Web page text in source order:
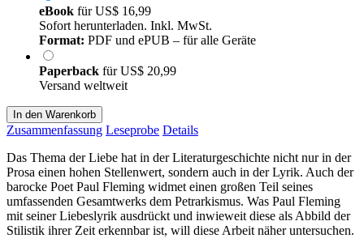
eBook fürUS$ 16,99
Sofort herunterladen. Inkl. MwSt.
Format: PDF und ePUB – für alle Geräte
Paperback fürUS$ 20,99
Versand weltweit
In den Warenkorb
Zusammenfassung Leseprobe Details
Das Thema der Liebe hat in der Literaturgeschichte nicht nur in der
Prosa einen hohen Stellenwert, sondern auch in der Lyrik. Auch der
barocke Poet Paul Fleming widmet einen großen Teil seines
umfassenden Gesamtwerks dem Petrarkismus. Was Paul Fleming
mit seiner Liebeslyrik ausdrückt und inwieweit diese als Abbild der
Stilistik ihrer Zeit erkennbar ist, will diese Arbeit näher untersuchen.